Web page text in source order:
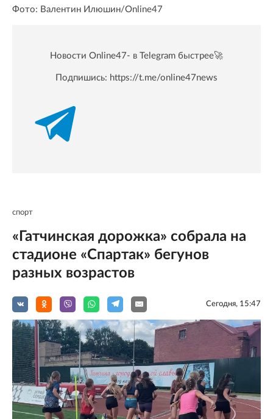
Фото: Валентин Илюшин/Online47
Новости Online47- в Telegram быстрее🚀
Подпишись: https://t.me/online47news
спорт
«Гатчинская дорожка» собрала на
стадионе «Спартак» бегунов
разных возрастов
Сегодня, 15:47